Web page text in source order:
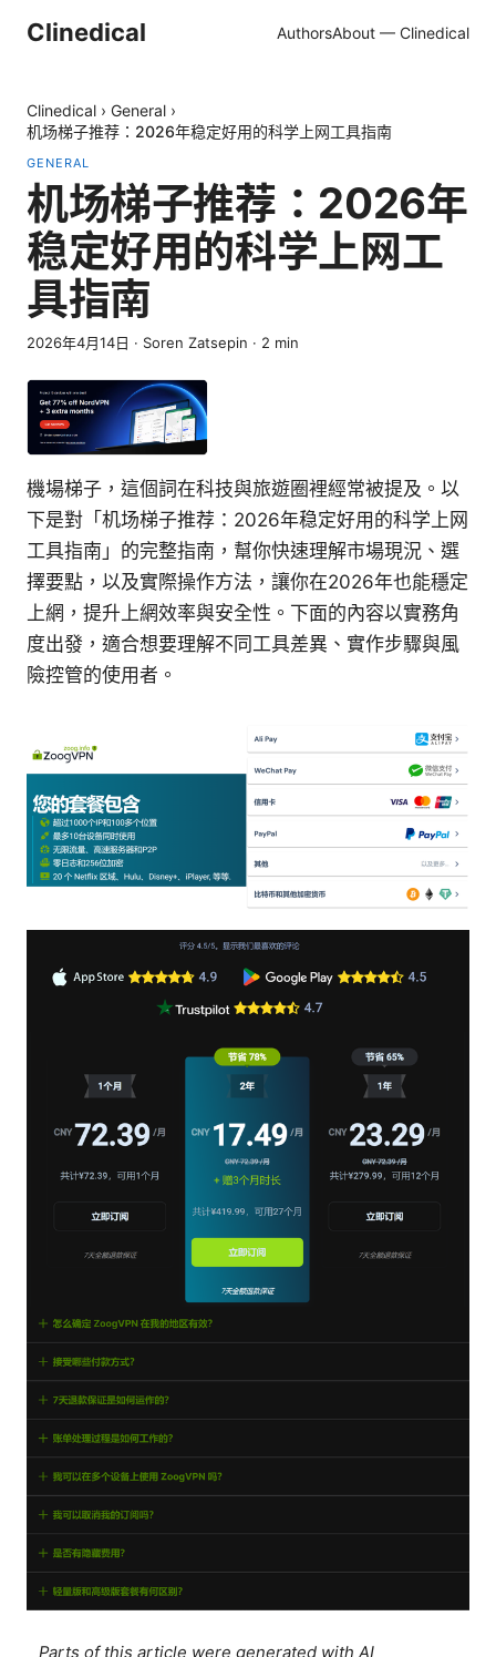
Clinedical AuthorsAbout — Clinedical
Clinedical › General ›
机场梯子推荐：2026年稳定好用的科学上网工具指南
GENERAL
机场梯子推荐：2026年
稳定好用的科学上网工
具指南
2026年4月14日 · Soren Zatsepin · 2 min
機場梯子，這個詞在科技與旅遊圈裡經常被提及。以
下是對「机场梯子推荐：2026年稳定好用的科学上网
工具指南」的完整指南，幫你快速理解市場現況、選
擇要點，以及實際操作方法，讓你在2026年也能穩定
上網，提升上網效率與安全性。下面的內容以實務角
度出發，適合想要理解不同工具差異、實作步驟與風
險控管的使用者。
Parts of this article were generated with AI